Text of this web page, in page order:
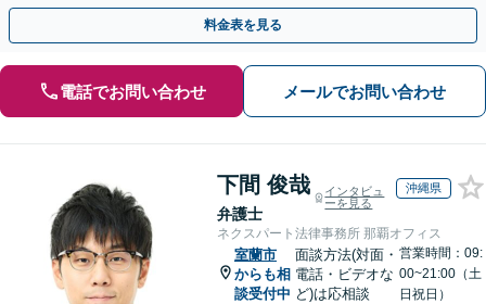
手金の返還保証もありますので安心してご相談ください。
料金表を見る
電話でお問い合わせ メールでお問い合わせ
下間 俊哉
弁護士
インタビュ
ーを見る
沖縄県
ネクスパート法律事務所 那覇オフィス
室蘭市
からも相
談受付中
面談方法(対面・
電話・ビデオな
ど)は応相談
営業時間：09:
00~21:00（土
日祝日）